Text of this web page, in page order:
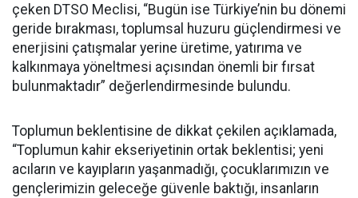
çeken DTSO Meclisi, “Bugün ise Türkiye’nin bu dönemi
geride bırakması, toplumsal huzuru güçlendirmesi ve
enerjisini çatışmalar yerine üretime, yatırıma ve
kalkınmaya yöneltmesi açısından önemli bir fırsat
bulunmaktadır” değerlendirmesinde bulundu.
Toplumun beklentisine de dikkat çekilen açıklamada,
“Toplumun kahir ekseriyetinin ortak beklentisi; yeni
acıların ve kayıpların yaşanmadığı, çocuklarımızın ve
gençlerimizin geleceğe güvenle baktığı, insanların